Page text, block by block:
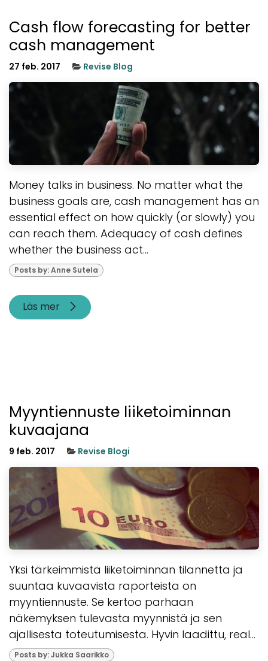
Cash flow forecasting for better
cash management
27 feb. 2017 Revise Blog
Money talks in business. No matter what the
business goals are, cash management has an
essential effect on how quickly (or slowly) you
can reach them. Adequacy of cash defines
whether the business act...
Posts by: Anne Sutela
Läs mer
Myyntiennuste liiketoiminnan
kuvaajana
9 feb. 2017 Revise Blogi
Yksi tärkeimmistä liiketoiminnan tilannetta ja
suuntaa kuvaavista raporteista on
myyntiennuste. Se kertoo parhaan
näkemyksen tulevasta myynnistä ja sen
ajallisesta toteutumisesta. Hyvin laadittu, real...
Posts by: Jukka Saarikko